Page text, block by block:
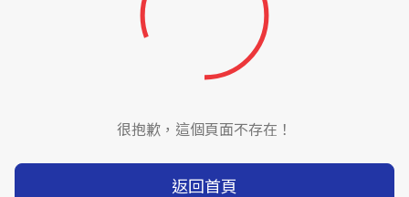
很抱歉，這個頁面不存在！
返回首頁